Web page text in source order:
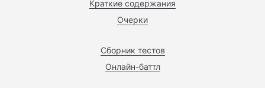
Краткие содержания
Очерки
Сборник тестов
Онлайн-баттл